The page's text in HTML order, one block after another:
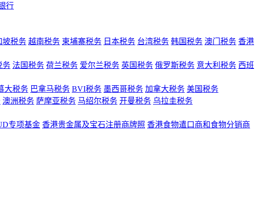
行
坡税务 越南税务 柬埔寨税务 日本税务 台湾税务 韩国税务 澳门税务 香港
务 法国税务 荷兰税务 爱尔兰税务 英国税务 俄罗斯税务 意大利税务 西班
大税务 巴拿马税务 BVI税务 墨西哥税务 加拿大税务 美国税务
澳洲税务 萨摩亚税务 马绍尔税务 开曼税务 乌拉圭税务
专项基金 香港贵金属及宝石注册商牌照 香港食物遣口商和食物分销商